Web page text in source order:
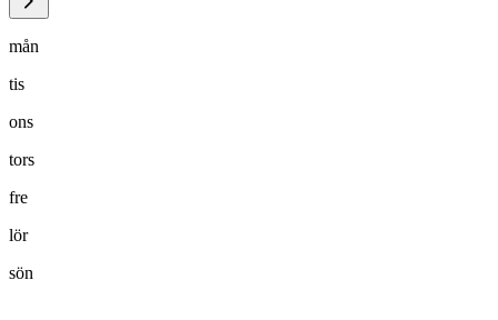
mån
tis
ons
tors
fre
lör
sön